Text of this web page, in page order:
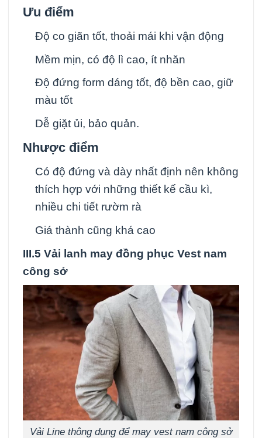
Ưu điểm
Độ co giãn tốt, thoải mái khi vận động
Mềm mịn, có độ lì cao, ít nhăn
Độ đứng form dáng tốt, độ bền cao, giữ
màu tốt
Dễ giặt ủi, bảo quản.
Nhược điểm
Có độ đứng và dày nhất định nên không
thích hợp với những thiết kế cầu kì,
nhiều chi tiết rườm rà
Giá thành cũng khá cao
III.5 Vải lanh may đồng phục Vest nam
công sở
Vải Line thông dụng để may vest nam công sở